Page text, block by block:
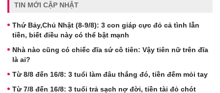
TIN MỚI CẬP NHẬT
Thứ Bảy,Chủ Nhật (8-9/8): 3 con giáp cực đỏ cả tình lẫn
tiền, biết điều này có thể bật mạnh
Nhà nào cũng có chiếc đĩa sứ cô tiên: Vậy tiên nữ trên đĩa
là ai?
Từ 8/8 đến 16/8: 3 tuổi làm đâu thắng đó, tiền đếm mỏi tay
Từ 7/8 đến 16/8: 3 tuổi trả sạch nợ đời, tiền tài đỏ chót